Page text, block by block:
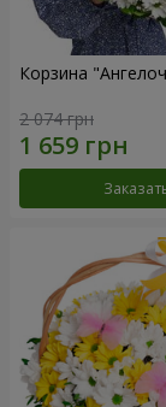
Корзина
2 074 грн